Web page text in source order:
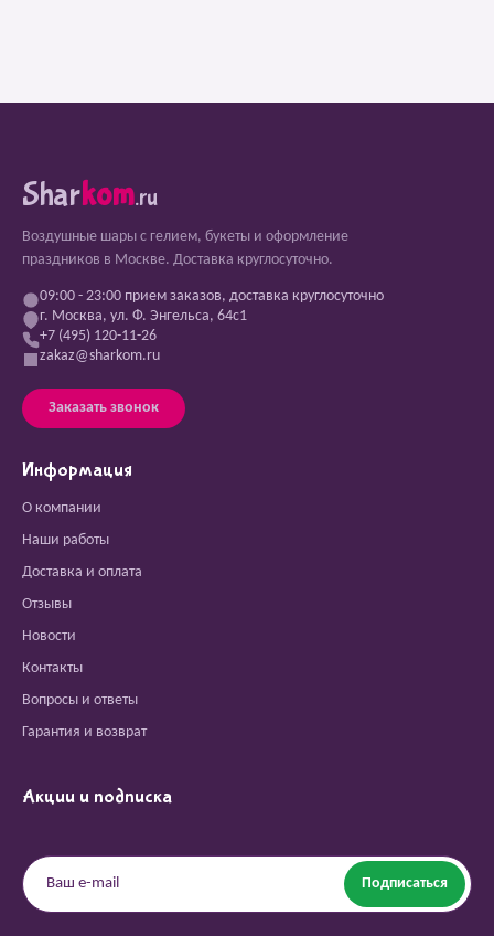
Sharkom.ru
Воздушные шары с гелием, букеты и оформление
праздников в Москве. Доставка круглосуточно.
09:00 - 23:00 прием заказов, доставка круглосуточно
г. Москва, ул. Ф. Энгельса, 64с1
+7 (495) 120-11-26
zakaz@sharkom.ru
Заказать звонок
Информация
О компании
Наши работы
Доставка и оплата
Отзывы
Новости
Контакты
Вопросы и ответы
Гарантия и возврат
Акции и подписка
Подписаться